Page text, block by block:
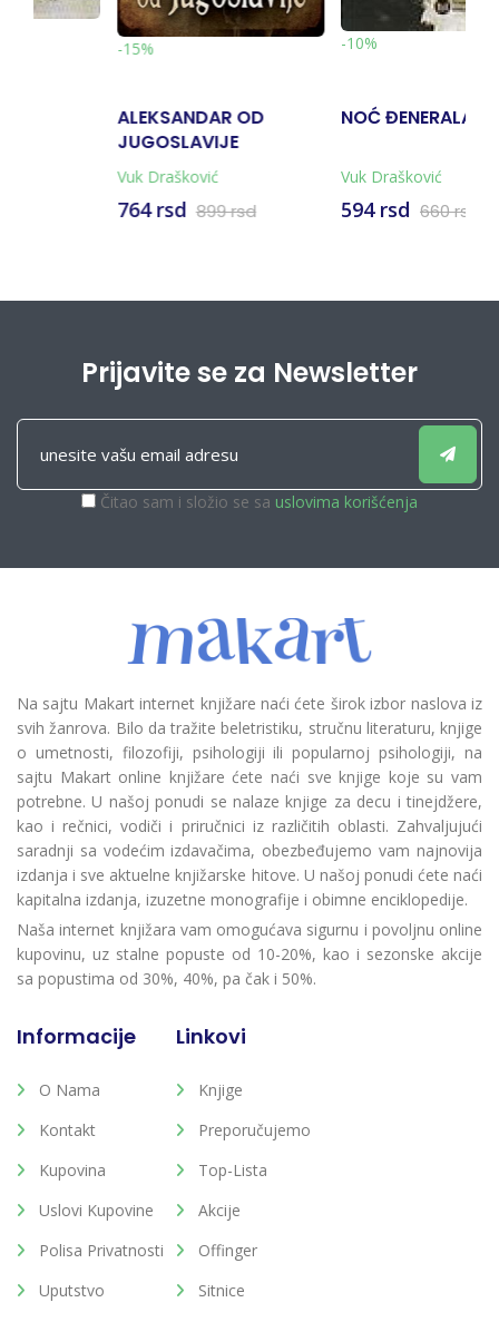
-10%
NOĆ ĐENERALA
Vuk Drašković
594 rsd 660 rsd
-15%
TAMO DALEKO
Vuk Drašković
594 rsd 699 rsd
Prijavite se za Newsletter
Čitao sam i složio se sa uslovima korišćenja
Na sajtu Makart internet knjižare naći ćete širok izbor naslova iz
svih žanrova. Bilo da tražite beletristiku, stručnu literaturu, knjige
o umetnosti, filozofiji, psihologiji ili popularnoj psihologiji, na
sajtu Makart online knjižare ćete naći sve knjige koje su vam
potrebne. U našoj ponudi se nalaze knjige za decu i tinejdžere,
kao i rečnici, vodiči i priručnici iz različitih oblasti. Zahvaljujući
saradnji sa vodećim izdavačima, obezbeđujemo vam najnovija
izdanja i sve aktuelne knjižarske hitove. U našoj ponudi ćete naći
kapitalna izdanja, izuzetne monografije i obimne enciklopedije.
Naša internet knjižara vam omogućava sigurnu i povoljnu online
kupovinu, uz stalne popuste od 10-20%, kao i sezonske akcije
sa popustima od 30%, 40%, pa čak i 50%.
Informacije
O Nama
Kontakt
Kupovina
Uslovi Kupovine
Polisa Privatnosti
Uputstvo
Linkovi
Knjige
Preporučujemo
Top-Lista
Akcije
Offinger
Sitnice